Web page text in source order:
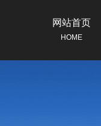
网站首页
HOME